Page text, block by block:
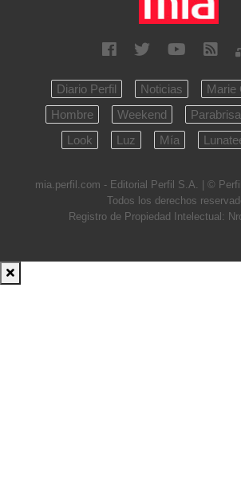
Diario Perfil Noticias Marie
Hombre
Weekend
Look
Luz Mía
mia.perfil.com - Editorial Perfil S.A. | ©
Todos los derechos
Registro de Propiedad Intelectual: